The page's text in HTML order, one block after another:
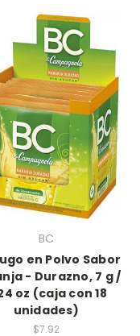
BC
en Polvo Sabor
- Durazno, 7 g /
oz (caja con 18
unidades)
$7.92